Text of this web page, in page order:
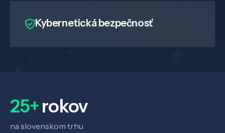
Kybernetická bezpečnosť
25+rokov
na slovenskom trhu